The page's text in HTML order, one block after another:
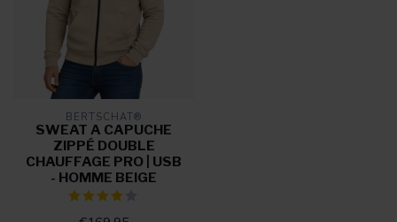
BERTSCHAT®
SWEAT A CAPUCHE
ZIPPÉ DOUBLE
CHAUFFAGE PRO | USB
- HOMME BEIGE